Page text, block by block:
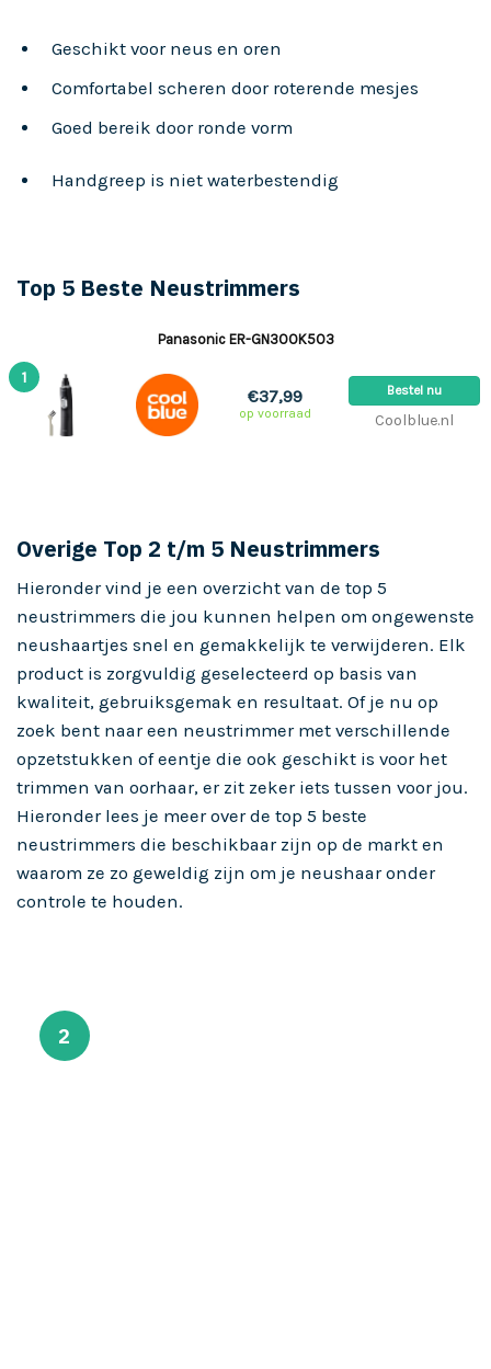
Geschikt voor neus en oren
Comfortabel scheren door roterende mesjes
Goed bereik door ronde vorm
Handgreep is niet waterbestendig
Top 5 Beste Neustrimmers
Panasonic ER-GN300K503
1
€37,99
op voorraad
Bestel nu
Coolblue.nl
Overige Top 2 t/m 5 Neustrimmers
Hieronder vind je een overzicht van de top 5
neustrimmers die jou kunnen helpen om ongewenste
neushaartjes snel en gemakkelijk te verwijderen. Elk
product is zorgvuldig geselecteerd op basis van
kwaliteit, gebruiksgemak en resultaat. Of je nu op
zoek bent naar een neustrimmer met verschillende
opzetstukken of eentje die ook geschikt is voor het
trimmen van oorhaar, er zit zeker iets tussen voor jou.
Hieronder lees je meer over de top 5 beste
neustrimmers die beschikbaar zijn op de markt en
waarom ze zo geweldig zijn om je neushaar onder
controle te houden.
2